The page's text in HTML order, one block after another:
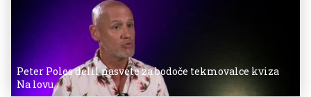
Peter Poles delil nasvete za bodoče tekmovalce kviza
Na lovu